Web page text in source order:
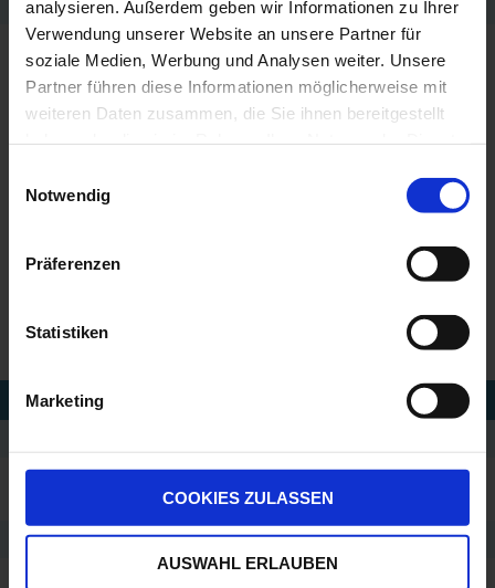
analysieren. Außerdem geben wir Informationen zu Ihrer
Verwendung unserer Website an unsere Partner für
soziale Medien, Werbung und Analysen weiter. Unsere
Partner führen diese Informationen möglicherweise mit
weiteren Daten zusammen, die Sie ihnen bereitgestellt
Notwendig
Präferenzen
Statistiken
Marketing
COOKIES ZULASSEN
AUSWAHL ERLAUBEN
NUTZER/PERSONEN
ab 30 ab 30 ab 30
*Optional
EAU~K PREMIUM WASSERSPENDER
K 1 SUB K 4 SUB
TKS TAP DESINFEKTION